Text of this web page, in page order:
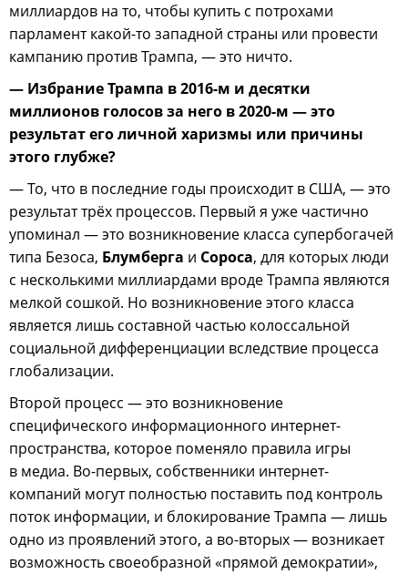
миллиардов на то, чтобы купить с потрохами
парламент какой-то западной страны или провести
кампанию против Трампа, — это ничто.
— Избрание Трампа в 2016-м и десятки
миллионов голосов за него в 2020-м — это
результат его личной харизмы или причины
этого глубже?
— То, что в последние годы происходит в США, — это
результат трёх процессов. Первый я уже частично
упоминал — это возникновение класса супербогачей
типа Безоса, Блумберга и Сороса, для которых люди
с несколькими миллиардами вроде Трампа являются
мелкой сошкой. Но возникновение этого класса
является лишь составной частью колоссальной
социальной дифференциации вследствие процесса
глобализации.
Второй процесс — это возникновение
специфического информационного интернет-
пространства, которое поменяло правила игры
в медиа. Во-первых, собственники интернет-
компаний могут полностью поставить под контроль
поток информации, и блокирование Трампа — лишь
одно из проявлений этого, а во-вторых — возникает
возможность своеобразной «прямой демократии»,